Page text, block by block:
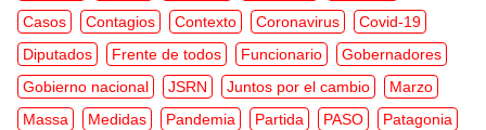
Casos
Contagios Contexto Coronavirus
Covid-19
Diputados
Frente de todos Funcionario
Gobernadores
Gobierno nacional
JSRN Juntos por el cambio
Marzo
Massa
Medidas Pandemia Partida PASO
Patagonia